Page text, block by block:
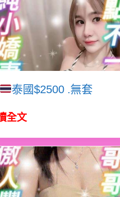
泰國$2500 .無套
全文